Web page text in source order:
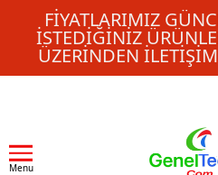
FIYATLARIMIZ
İSTEDIĞINIZ
ÜZERINDEN
Menu